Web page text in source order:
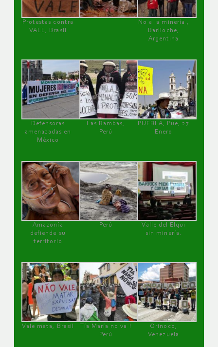
Protestas contra
VALE, Brasil
No a la minería ,
Bariloche,
Argentina
Defensoras
amenazadas en
México
Las Bambas,
Perú
PUEBLA, Pue, 27
Enero
Amazonía
defiende su
territorio
Perú
Valle del Elqui
sin minería.
Vale mata, Brasil
Tía María no va !
Perú
Orinoco,
Venezuela